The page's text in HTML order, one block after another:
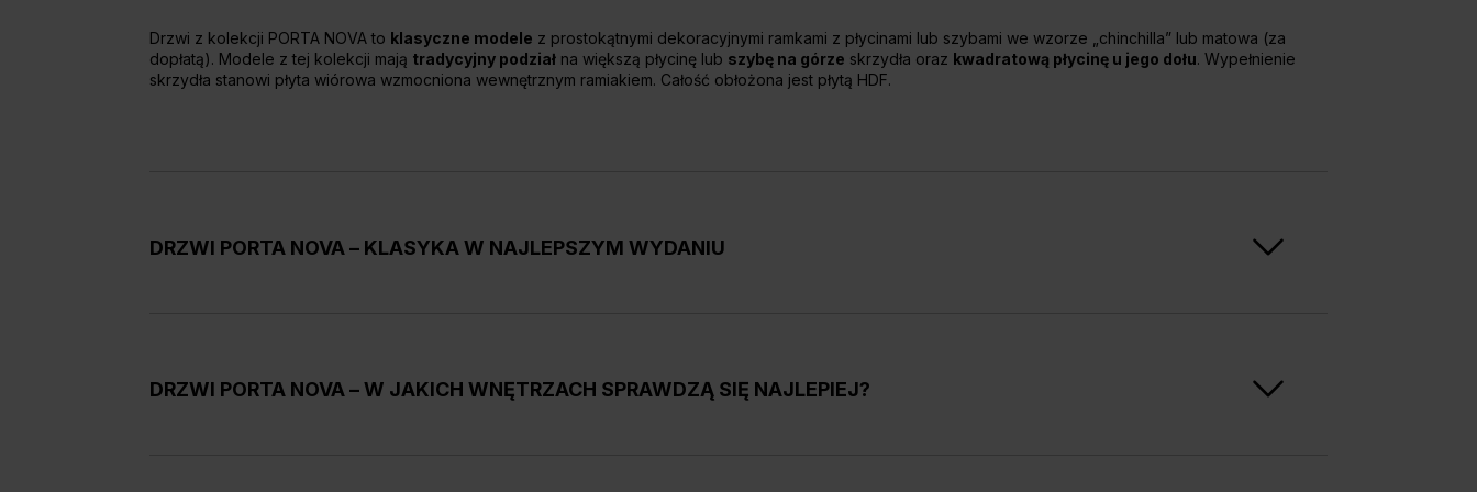
Drzwi z kolekcji PORTA NOVA to klasyczne modele z prostokątnymi dekoracyjnymi ramkami z płycinami lub szybami we wzorze „chinchilla” lub matowa (za
dopłatą). Modele z tej kolekcji mają tradycyjny podział na większą płycinę lub szybę na górze skrzydła oraz kwadratową płycinę u jego dołu. Wypełnienie
skrzydła stanowi płyta wiórowa wzmocniona wewnętrznym ramiakiem. Całość obłożona jest płytą HDF.
DRZWI PORTA NOVA – KLASYKA W NAJLEPSZYM WYDANIU
świetne parametry techniczne z dużymi możliwościami aranżacyjnymi
DRZWI PORTA NOVA – W JAKICH WNĘTRZACH SPRAWDZĄ SIĘ NAJLEPIEJ?